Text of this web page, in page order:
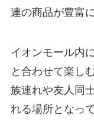
連の商品が豊富
イオンモール内
と合わせて楽し
族連れや友人同
れる場所となっ